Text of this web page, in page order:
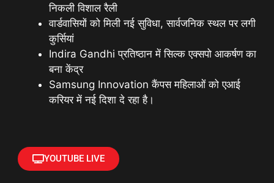
निकली विशाल रैली
वार्डवासियों को मिली नई सुविधा, सार्वजनिक स्थल पर लगी
कुर्सियां
Indira Gandhi प्रतिष्ठान में सिल्क एक्सपो आकर्षण का
बना केंद्र
Samsung Innovation कैंपस महिलाओं को एआई
करियर में नई दिशा दे रहा है।
YOUTUBE LIVE